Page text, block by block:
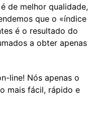
de melhor qualidade,
que o «índice
é o resultado do
a obter apenas
line! Nós apenas o
mais fácil, rápido e